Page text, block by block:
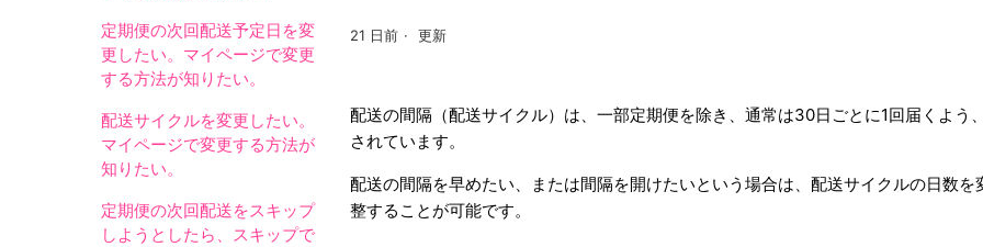
定期便の次回配送予定日を変
更したい。マイページで変更
する方法が知りたい。
配送サイクルを変更したい。
マイページで変更する方法が
知りたい。
定期便の次回配送をスキップ
しようとしたら、スキップで
21 日前 更新
配送の間隔（配送サイクル）は、一部定期便を除き、通常は30日ごとに1回届くよう
されています。
配送の間隔を早めたい、または間隔を開けたいという場合は、配送サイクルの日数を
整することが可能です。